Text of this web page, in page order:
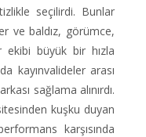
seçilirdi. Bunlar
ve baldız, görümce,
büyük bir hızla
kayınvalideler arası
sağlama alınırdı.
kuşku duyan
karşısında